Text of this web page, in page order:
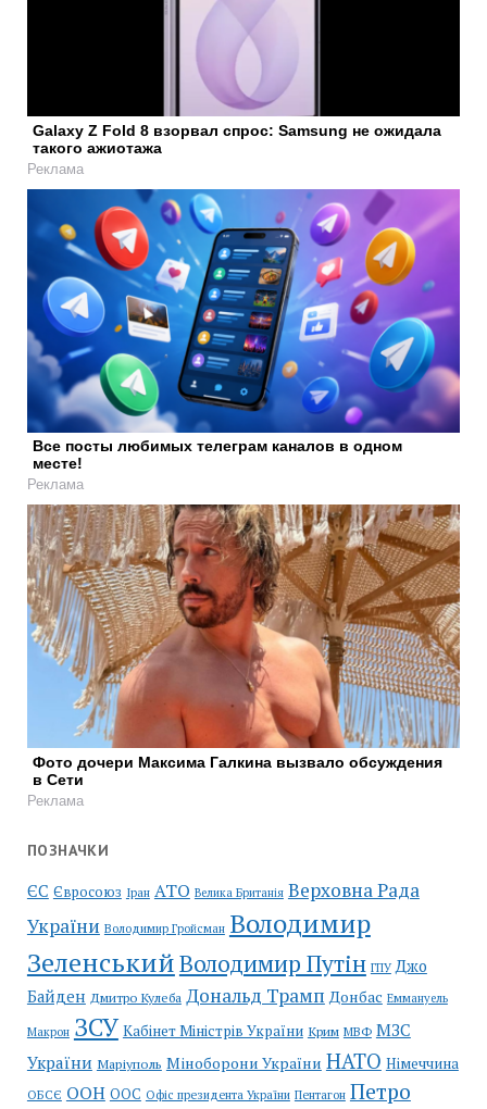
Galaxy Z Fold 8 взорвал спрос: Samsung не ожидала
такого ажиотажа
Реклама
Все посты любимых телеграм каналов в одном
месте!
Реклама
Фото дочери Максима Галкина вызвало обсуждения
в Сети
Реклама
ПОЗНАЧКИ
ЄС Євросоюз Іран АТО Велика Британія Верховна Рада
України Володимир Гройсман Володимир
ЗеленськийВолодимир Путін ГПУ Джо
Байден Дмитро Кулеба Дональд Трамп Донбас Еммануель
Макрон ЗСУ Кабінет Міністрів України Крим МВФ МЗС
України Маріуполь Міноборони України НАТО Німеччина
ОБСЄ ООН ООС Офіс президента України Пентагон Петро